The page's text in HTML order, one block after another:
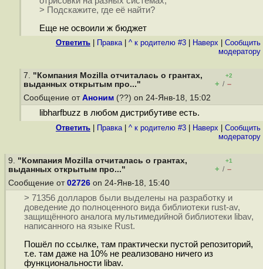
> Подскажите, где её найти?
Еще не освоили ж бюджет
Ответить Правка| ^ к родителю #3 Наверх
Cообщить
модератору
7. "Компания Mozilla отчиталась о грантах,
выданных открытым про..."
+2
+ / –
Сообщение от Аноним (??) on 24-Янв-18, 15:02
libharfbuzz в любом дистрибутиве есть.
Ответить Правка| ^ к родителю #3 Наверх
Cообщить
модератору
9. "Компания Mozilla отчиталась о грантах,
выданных открытым про..."
+1
+ / –
Сообщение от 02726 on 24-Янв-18, 15:40
> 71356 долларов были выделены на разработку и
доведение до полноценного вида библиотеки rust-av,
защищённого аналога мультимедийной библиотеки libav,
написанного на языке Rust.
Пошёл по ссылке, там практически пустой репозиторий,
т.е. там даже на 10% не реализовано ничего из
функциональности libav.